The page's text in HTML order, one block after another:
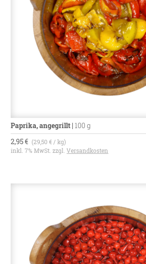
Paprika, angegrillt |100 g
2,95 € (29,50 € / kg)
inkl. 7% MwSt. zzgl.Versandkosten